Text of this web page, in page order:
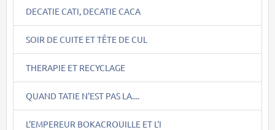
DECATIE CATI, DECATIE CACA
SOIR DE CUITE ET TÊTE DE CUL
THERAPIE ET RECYCLAGE
QUAND TATIE N'EST PAS LA....
L'EMPEREUR BOKACROUILLE ET L'I